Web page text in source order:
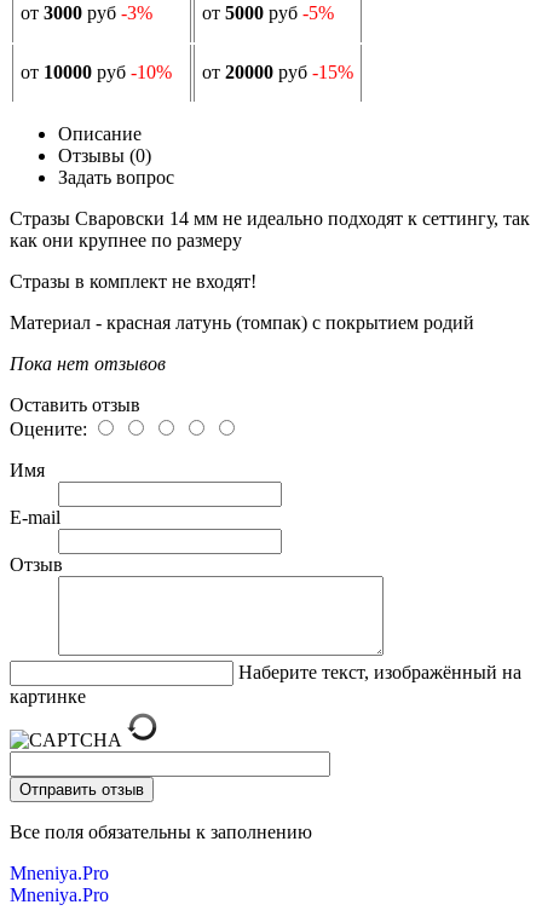
от 3000 руб -3% от 5000 руб -5%
от 10000 руб -10% от 20000 руб -15%
Описание
Отзывы (0)
Задать вопрос
Стразы Сваровски 14 мм не идеально подходят к сеттингу, так
как они крупнее по размеру
Стразы в комплект не входят!
Материал - красная латунь (томпак) с покрытием родий
Пока нет отзывов
Оставить отзыв
Оцените:
Имя
E-mail
Отзыв
Наберите текст, изображённый на
картинке
Все поля обязательны к заполнению
Mneniya.Pro
Mneniya.Pro